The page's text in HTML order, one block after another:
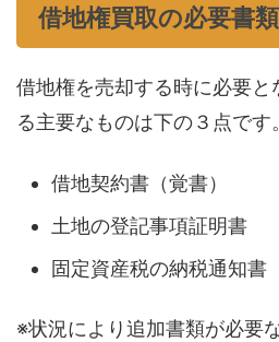
借地権買取の必要書類
借地権を売却する時に必要
る主要なものは下の３点です。
借地契約書（覚書）
土地の登記事項証明書
固定資産税の納税通知書
※状況により追加書類が必要